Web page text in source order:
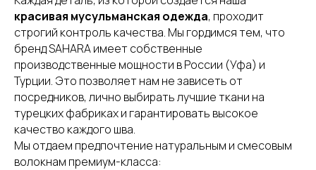
красивая мусульманская одежда, проходит
строгий контроль качества. Мы гордимся тем, что
бренд SAHARA имеет собственные
производственные мощности в России (Уфа) и
Турции. Это позволяет нам не зависеть от
посредников, лично выбирать лучшие ткани на
турецких фабриках и гарантировать высокое
качество каждого шва.
Мы отдаем предпочтение натуральным и смесовым
волокнам премиум-класса: